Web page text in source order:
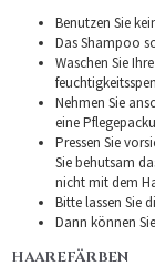
Benutzen Sie
Das Shampoo
Waschen Sie
Nehmen Sie
eine
Pressen Sie
Sie behutsam
nicht mit dem
Bitte lassen Sie
Dann können
HAAREFÄRBEN